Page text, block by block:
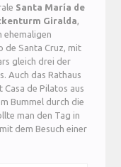
Santa María de
Giralda,
ehemaligen
de Santa Cruz, mit
gleich drei der
Auch das Rathaus
Casa de Pilatos aus
Bummel durch die
man den Tag in
dem Besuch einer